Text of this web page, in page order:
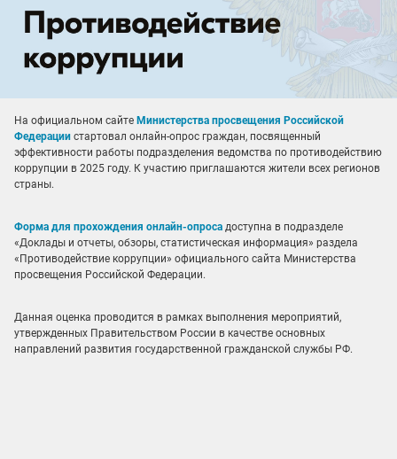
На официальном сайте Министерства просвещения Российской
Федерации стартовал онлайн-опрос граждан, посвященный
эффективности работы подразделения ведомства по противодействию
коррупции в 2025 году. К участию приглашаются жители всех регионов
страны.
Форма для прохождения онлайн-опроса доступна в подразделе
«Доклады и отчеты, обзоры, статистическая информация» раздела
«Противодействие коррупции» официального сайта Министерства
просвещения Российской Федерации.
Данная оценка проводится в рамках выполнения мероприятий,
утвержденных Правительством России в качестве основных
направлений развития государственной гражданской службы РФ.